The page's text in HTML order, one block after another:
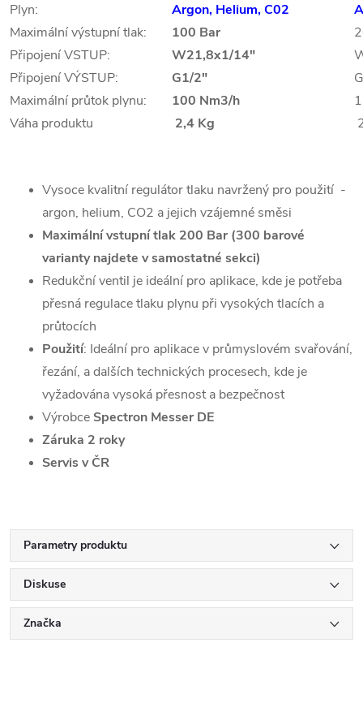
Plyn:
Argon, Helium, C02
Maximální výstupní tlak:
100 Bar
Připojení VSTUP:
W21,8x1/14"
Připojení VÝSTUP:
G1/2"
Maximální průtok plynu:
100 Nm3/h
Váha produktu
2,4 Kg
Vysoce kvalitní regulátor tlaku navržený pro použití -
argon, helium, CO2 a jejich vzájemné směsi
Maximální vstupní tlak 200 Bar (300 barové
varianty najdete v samostatné sekci)
Redukční ventil je ideální pro aplikace, kde je potřeba
přesná regulace tlaku plynu při vysokých tlacích a
průtocích
Použití: Ideální pro aplikace v průmyslovém svařování,
řezání, a dalších technických procesech, kde je
vyžadována vysoká přesnost a bezpečnost
Výrobce Spectron Messer DE
Záruka 2 roky
Servis v ČR
Parametry produktu
Diskuse
Značka